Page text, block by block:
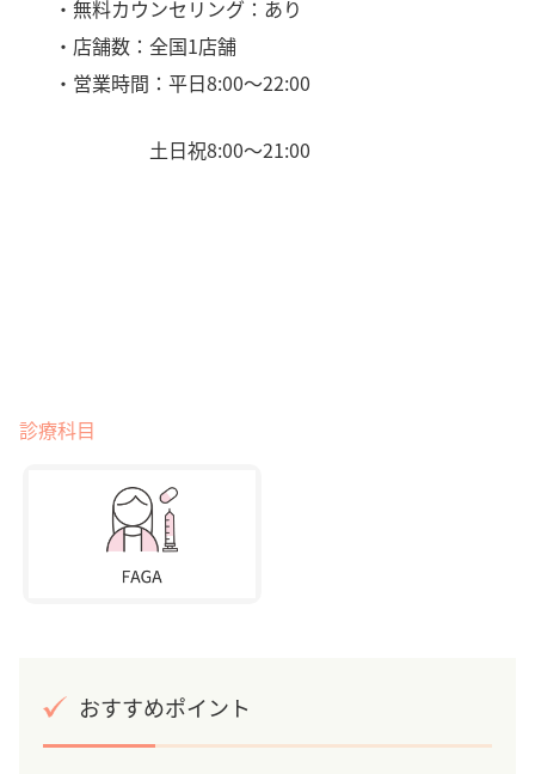
・無料カウンセリング：あり
・店舗数：全国1店舗
・営業時間：平日8:00〜22:00
土日祝8:00〜21:00
診療科目
おすすめポイント